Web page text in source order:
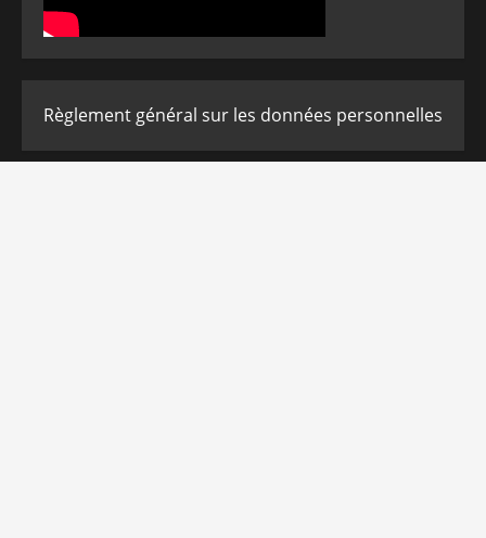
Règlement général sur les données personnelles